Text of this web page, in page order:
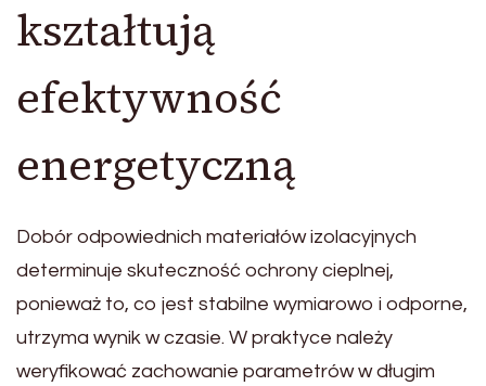
kształtują
efektywność
energetyczną
Dobór odpowiednich materiałów izolacyjnych
determinuje skuteczność ochrony cieplnej,
ponieważ to, co jest stabilne wymiarowo i odporne,
utrzyma wynik w czasie. W praktyce należy
weryfikować zachowanie parametrów w długim